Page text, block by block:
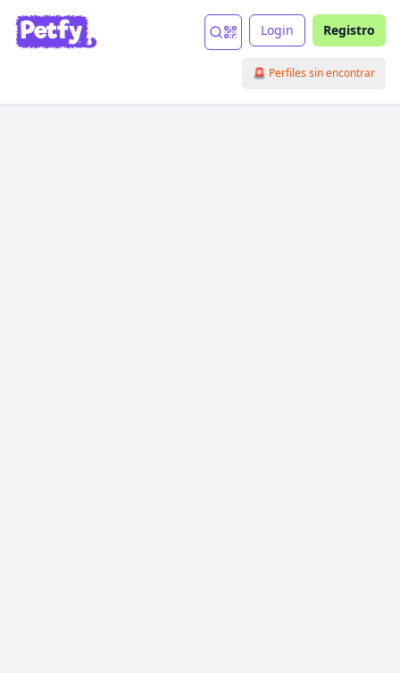
Login Registro
🚨 Perfiles sin encontrar